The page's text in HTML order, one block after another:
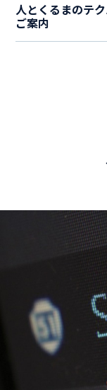
人とくるまのテ
ご案内